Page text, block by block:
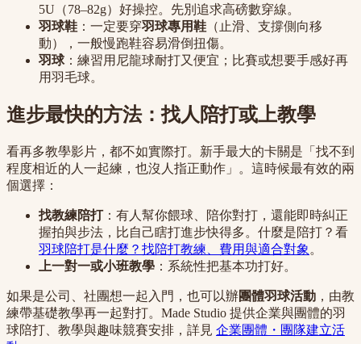
5U（78–82g）好操控。先別追求高磅數穿線。
羽球鞋 ：一定要穿羽球專用鞋 （止滑、支撐側向移
動），一般慢跑鞋容易滑倒扭傷。
羽球：練習用尼龍球耐打又便宜；比賽或想要手感好再
用羽毛球。
進步最快的方法：找人陪打或上教學
看再多教學影片，都不如實際打。新手最大的卡關是「找不到
程度相近的人一起練，也沒人指正動作」。這時候最有效的兩
個選擇：
找教練陪打：有人幫你餵球、陪你對打，還能即時糾正
握拍與步法，比自己瞎打進步快得多。什麼是陪打？看
羽球陪打是什麼？找陪打教練、費用與適合對象 。
上一對一或小班教學 ：系統性把基本功打好。
如果是公司、社團想一起入門，也可以辦團體羽球活動 ，由教
練帶基礎教學再一起對打。Made Studio 提供企業與團體的羽
球陪打、教學與趣味競賽安排，詳見 企業團體・團隊建立活